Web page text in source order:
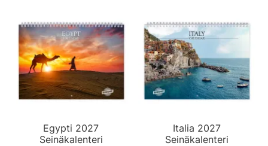
Egypti 2027
Seinäkalenteri
Italia 2027
Seinäkalenteri